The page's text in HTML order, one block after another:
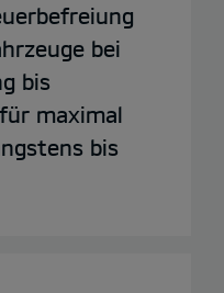
bei
bis
maximal
bis